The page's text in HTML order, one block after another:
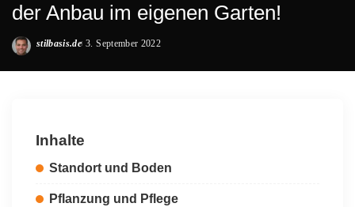
der Anbau im eigenen Garten!
Posted
stilbasis.de 3. September 2022
Inhalte
Standort und Boden
Pflanzung und Pflege